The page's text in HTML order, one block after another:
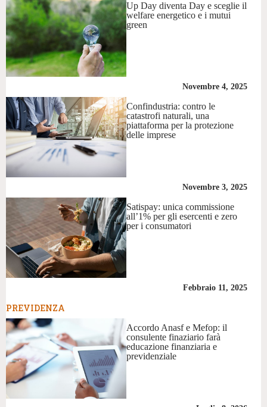
Up Day diventa Day e sceglie il
welfare energetico e i mutui
green
Novembre 4, 2025
Confindustria: contro le
catastrofi naturali, una
piattaforma per la protezione
delle imprese
Novembre 3, 2025
Satispay: unica commissione
all’1% per gli esercenti e zero
per i consumatori
Febbraio 11, 2025
PREVIDENZA
Accordo Anasf e Mefop: il
consulente finaziario farà
educazione finanziaria e
previdenziale